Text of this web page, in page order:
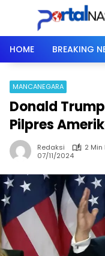
HOME
BREAKING
MANCANEGARA
Donald
Pilpres
Redaksi
2 Min
07/11/2024